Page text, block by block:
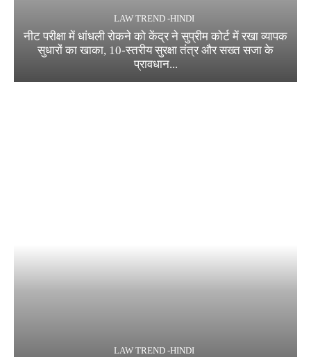
LAW TREND -HINDI
नीट परीक्षा में धांधली रोकने को केंद्र ने सुप्रीम कोर्ट में रखा व्यापक
सुधारों का खाका, 10-स्तरीय सुरक्षा तंत्र और सख्त सजा के
प्रावधान...
LAW TREND -HINDI